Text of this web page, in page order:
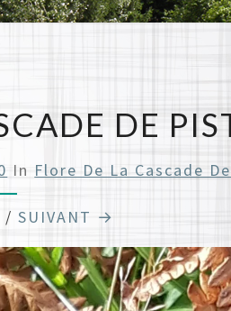
DE
In Flore De La Cascade
/ SUIVANT →